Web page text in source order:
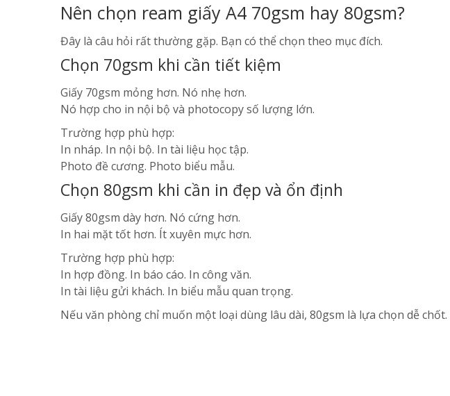
Nên chọn ream giấy A4 70gsm hay 80gsm?
Đây là câu hỏi rất thường gặp. Bạn có thể chọn theo mục đích.
Chọn 70gsm khi cần tiết kiệm
Giấy 70gsm mỏng hơn. Nó nhẹ hơn.
Nó hợp cho in nội bộ và photocopy số lượng lớn.
Trường hợp phù hợp:
In nháp. In nội bộ. In tài liệu học tập.
Photo đề cương. Photo biểu mẫu.
Chọn 80gsm khi cần in đẹp và ổn định
Giấy 80gsm dày hơn. Nó cứng hơn.
In hai mặt tốt hơn. Ít xuyên mực hơn.
Trường hợp phù hợp:
In hợp đồng. In báo cáo. In công văn.
In tài liệu gửi khách. In biểu mẫu quan trọng.
Nếu văn phòng chỉ muốn một loại dùng lâu dài, 80gsm là lựa chọn dễ chốt.